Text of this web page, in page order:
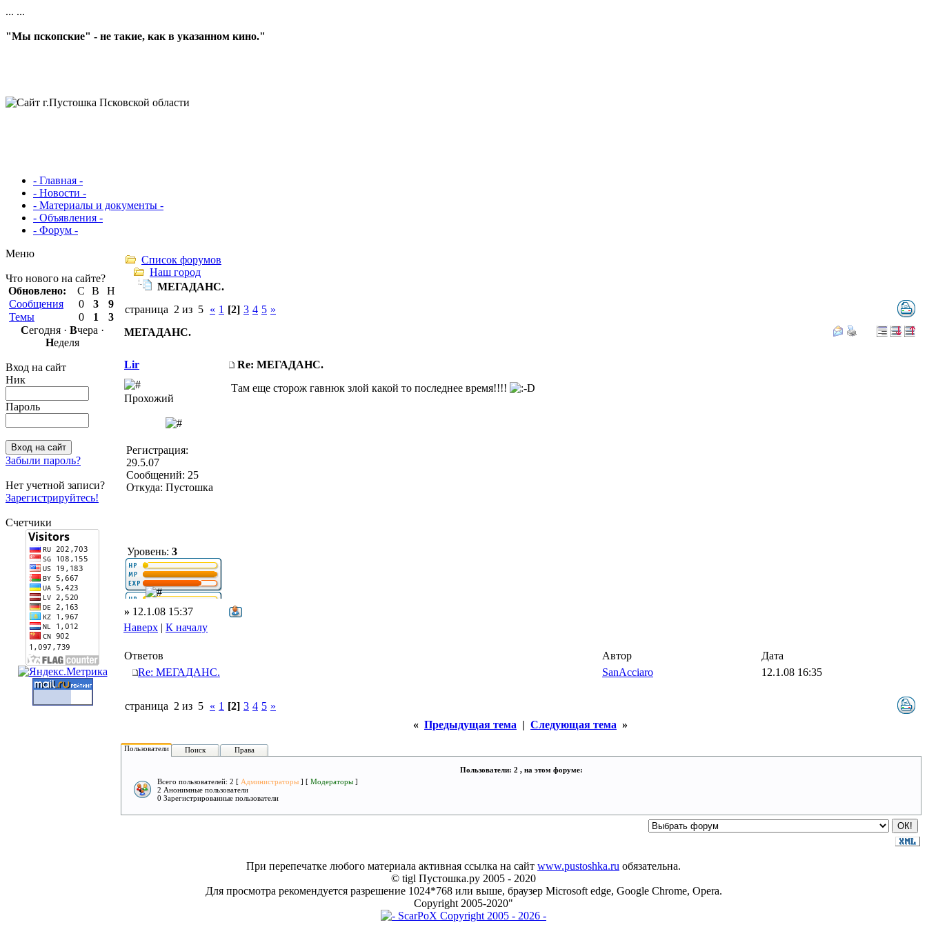
... ...
"Мы пскопские" - не такие, как в указанном кино."
- Главная -
- Новости -
- Материалы и документы -
- Объявления -
- Форум -
Меню
Что нового на сайте?
Обновлено:
С В
Н
Сообщения
0 3
9
Темы
0 1
3
Сегодня · Вчера ·
Неделя
Вход на сайт
Ник
Пароль
Забыли пароль?
Нет учетной записи?
Зарегистрируйтесь!
Счетчики
Список форумов
Наш город
МЕГАДАНС.
страница 2 из 5 « 1 [2] 3 4 5 »
МЕГАДАНС.
Lir Re: МЕГАДАНС.
Прохожий
Регистрация:
29.5.07
Сообщений: 25
Откуда: Пустошка
Уровень: 3
Там еще сторож гавнюк злой какой то последнее время!!!!
» 12.1.08 15:37
Наверх | К началу
Ответов Автор
Дата
Re: МЕГАДАНС.
SanAcciaro 12.1.08 16:35
страница 2 из 5 « 1 [2] 3 4 5 »
« Предыдущая тема | Следующая тема »
Пользователи Поиск Права
Пользователи: 2 , на этом форуме:
Всего пользователей: 2 [ Администраторы ] [ Модераторы ]
2 Анонимные пользователи
0 Зарегистрированные пользователи
При перепечатке любого материала активная ссылка на сайт www.pustoshka.ru обязательна.
© tigl Пустошка.ру 2005 - 2020
Для просмотра рекомендуется разрешение 1024*768 или выше, браузер Microsoft edge, Google Chrome, Opera.
Copyright 2005-2020"